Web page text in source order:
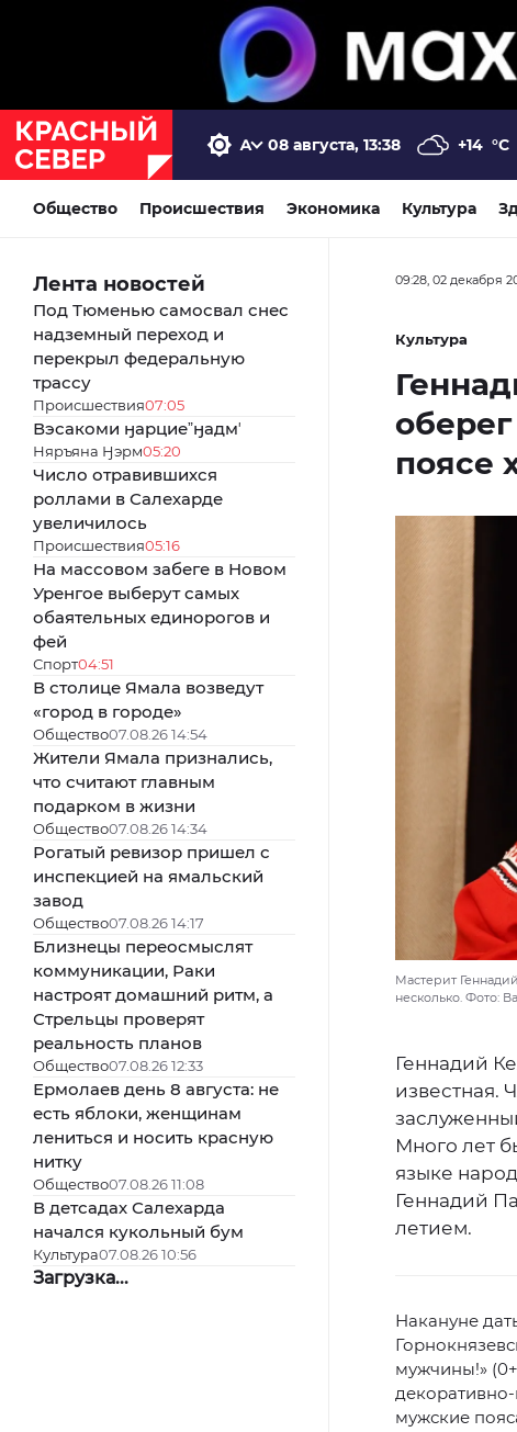
08 августа, 13:38 +14 °C
Общество Происшествия Экономика Культура
Лента новостей
Под Тюменью самосвал снес
надземный переход и
перекрыл федеральную
трассу
Происшествия07:05
Вэсакоми ӈарциеˮӈадмʼ
Няръяна Ӈэрм05:20
Число отравившихся
роллами в Салехарде
увеличилось
Происшествия05:16
На массовом забеге в Новом
Уренгое выберут самых
обаятельных единорогов и
фей
Спорт04:51
В столице Ямала возведут
«город в городе»
Общество07.08.26 14:54
Жители Ямала признались,
что считают главным
подарком в жизни
Общество07.08.26 14:34
Рогатый ревизор пришел с
инспекцией на ямальский
завод
Общество07.08.26 14:17
Близнецы переосмыслят
коммуникации, Раки
настроят домашний ритм, а
Стрельцы проверят
реальность планов
Общество07.08.26 12:33
Ермолаев день 8 августа: не
есть яблоки, женщинам
лениться и носить красную
нитку
Общество07.08.26 11:08
В детсадах Салехарда
начался кукольный бум
Культура07.08.26 10:56
Загрузка...
09:28, 02 декабря
Культура
поясе
Мастерит
несколько. Фото:
Геннадий
известная.
Много лет
языке
Геннадий
летием.
Накануне
мужчины!»
мужские